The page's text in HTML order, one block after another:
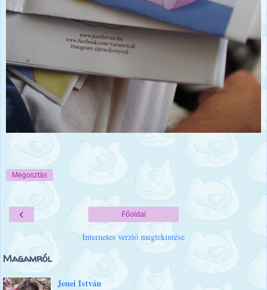
Megosztás
‹ Főoldal
Internetes verzió megtekintése
Magamról
Jenei István